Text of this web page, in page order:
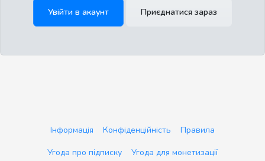
Увійти в акаунт Приєднатися зараз
Інформація Конфіденційність
Правила
Угода про підписку
Угода для монетизації